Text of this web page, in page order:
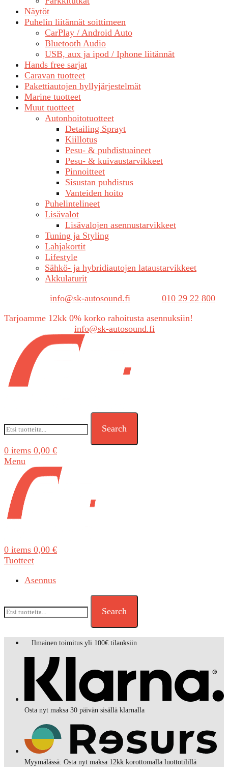
Näytöt
Puhelin liitännät soittimeen
CarPlay / Android Auto
Bluetooth Audio
USB, aux ja ipod / Iphone liitännät
Hands free sarjat
Caravan tuotteet
Pakettiautojen hyllyjärjestelmät
Marine tuotteet
Muut tuotteet
Autonhoitotuotteet
Detailing Sprayt
Kiillotus
Pesu- & puhdistuaineet
Pesu- & kuivaustarvikkeet
Pinnoitteet
Sisustan puhdistus
Vanteiden hoito
Puhelintelineet
Lisävalot
Lisävalojen asennustarvikkeet
Tuning ja Styling
Lahjakortit
Lifestyle
Sähkö- ja hybridiautojen lataustarvikkeet
Akkulaturit
info@sk-autosound.fi
010 29 22 800
Tarjoamme 12kk 0% korko rahoitusta asennuksiin!
info@sk-autosound.fi
Search
0 items 0,00 €
Menu
0 items 0,00 €
Tuotteet
Asennus
Search
Ilmainen toimitus yli 100€ tilauksiin
Osta nyt maksa 30 päivän sisällä klarnalla
Myymälässä: Osta nyt maksa 12kk korottomalla luottotilillä